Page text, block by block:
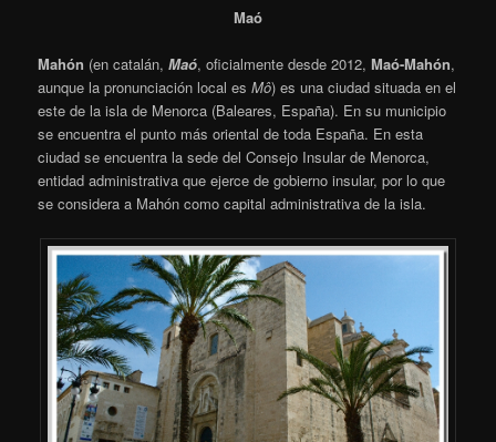
Maó
Mahón (en catalán,Maó, oficialmente desde 2012,Maó-Mahón,
aunque la pronunciación local esMô) es una ciudad situada en el
este de la isla de Menorca (Baleares, España). En su municipio
se encuentra el punto más oriental de toda España. En esta
ciudad se encuentra la sede del Consejo Insular de Menorca,
entidad administrativa que ejerce de gobierno insular, por lo que
se considera a Mahón como capital administrativa de la isla.